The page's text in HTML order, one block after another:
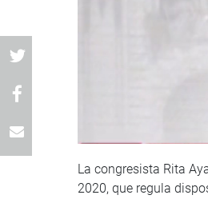
La congresista Rita
2020, que regula